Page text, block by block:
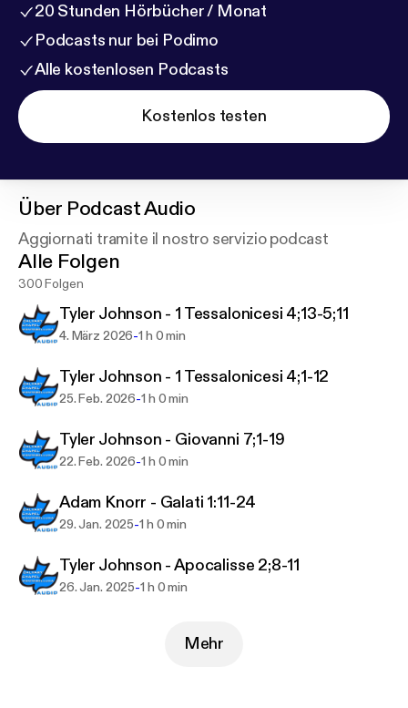
20 Stunden Hörbücher / Monat
Podcasts nur bei Podimo
Alle kostenlosen Podcasts
Kostenlos testen
Über Podcast Audio
Aggiornati tramite il nostro servizio podcast
Alle Folgen
300 Folgen
Tyler Johnson - 1 Tessalonicesi 4;13-5;11
4. März 2026-1 h 0 min
Tyler Johnson - 1 Tessalonicesi 4;1-12
25. Feb. 2026-1 h 0 min
Tyler Johnson - Giovanni 7;1-19
22. Feb. 2026-1 h 0 min
Adam Knorr - Galati 1:11-24
29. Jan. 2025-1 h 0 min
Tyler Johnson - Apocalisse 2;8-11
26. Jan. 2025-1 h 0 min
Mehr